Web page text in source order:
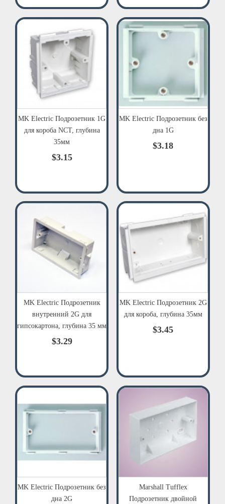
MK Electric Подрозетник 1G
для короба NCT, глубина
35мм
$3.15
MK Electric Подрозетник без
дна 1G
$3.18
MK Electric Подрозетник
внутренний 2G для
гипсокартона, глубина 35 мм
$3.29
MK Electric Подрозетник 2G
для короба, глубина 35мм
$3.45
MK Electric Подрозетник без
дна 2G
Marshall Tufflex
Подрозетник двойной